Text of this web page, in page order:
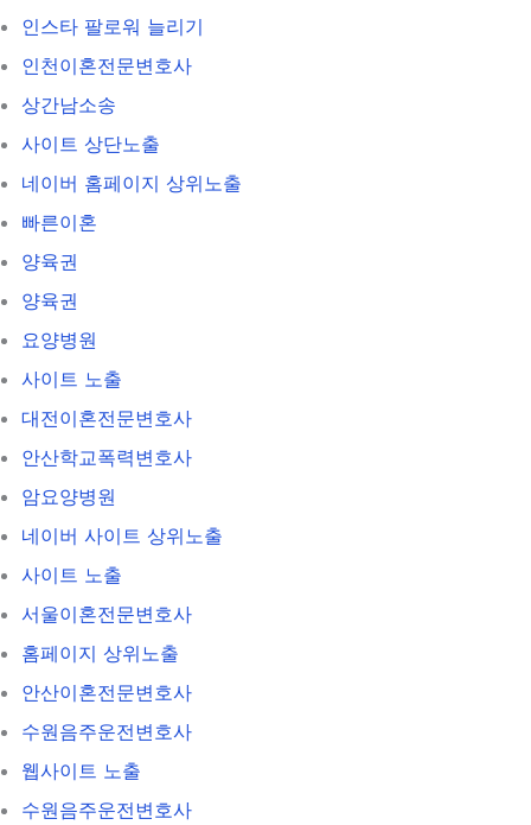
인스타 팔로워 늘리기
인천이혼전문변호사
상간남소송
사이트 상단노출
네이버 홈페이지 상위노출
빠른이혼
양육권
양육권
요양병원
사이트 노출
대전이혼전문변호사
안산학교폭력변호사
암요양병원
네이버 사이트 상위노출
사이트 노출
서울이혼전문변호사
홈페이지 상위노출
안산이혼전문변호사
수원음주운전변호사
웹사이트 노출
수원음주운전변호사